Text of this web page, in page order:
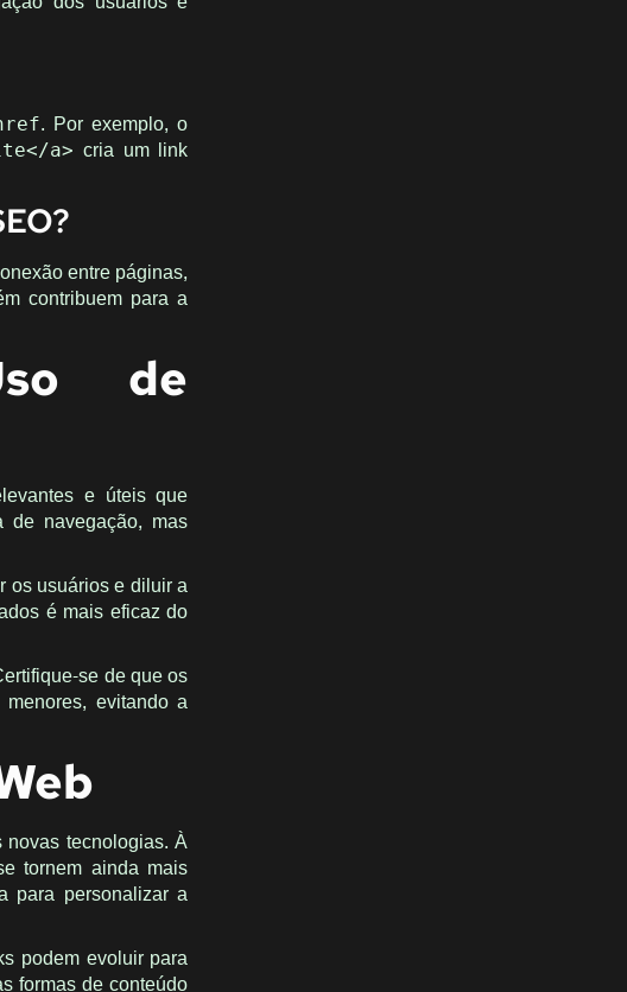
. Por exemplo, o
a> cria um link
entre páginas,
contribuem para a
de
e úteis que
navegação, mas
os usuários e diluir a
é mais eficaz do
se de que os
evitando a
tecnologias. À
tornem ainda mais
para personalizar a
podem evoluir para
formas de conteúdo